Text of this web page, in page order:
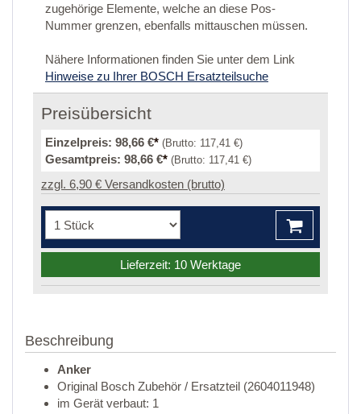
zugehörige Elemente, welche an diese Pos-
Nummer grenzen, ebenfalls mittauschen müssen.
Nähere Informationen finden Sie unter dem Link
Hinweise zu Ihrer BOSCH Ersatzteilsuche
Preisübersicht
Einzelpreis: 98,66 €* (Brutto: 117,41 €)
Gesamtpreis: 98,66 €* (Brutto: 117,41 €)
zzgl. 6,90 € Versandkosten (brutto)
Lieferzeit: 10 Werktage
Beschreibung
Anker
Original Bosch Zubehör / Ersatzteil (2604011948)
im Gerät verbaut: 1